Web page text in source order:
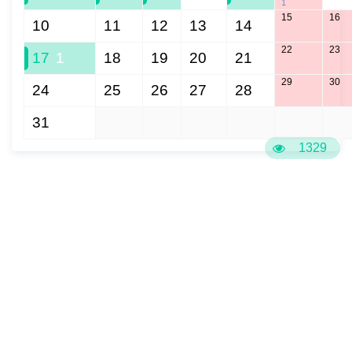
1329
1
10 11 12 13 14 15 16
17 1 18 19 20 21 22 23
24 25 26 27 28 29 30
31